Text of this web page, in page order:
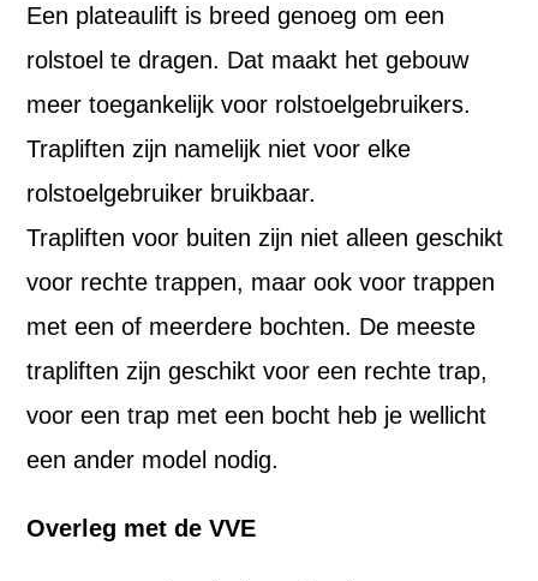
Een plateaulift is breed genoeg om een
rolstoel te dragen. Dat maakt het gebouw
meer toegankelijk voor rolstoelgebruikers.
Trapliften zijn namelijk niet voor elke
rolstoelgebruiker bruikbaar.
Trapliften voor buiten zijn niet alleen geschikt
voor rechte trappen, maar ook voor trappen
met een of meerdere bochten. De meeste
trapliften zijn geschikt voor een rechte trap,
voor een trap met een bocht heb je wellicht
een ander model nodig.
Overleg met de VVE